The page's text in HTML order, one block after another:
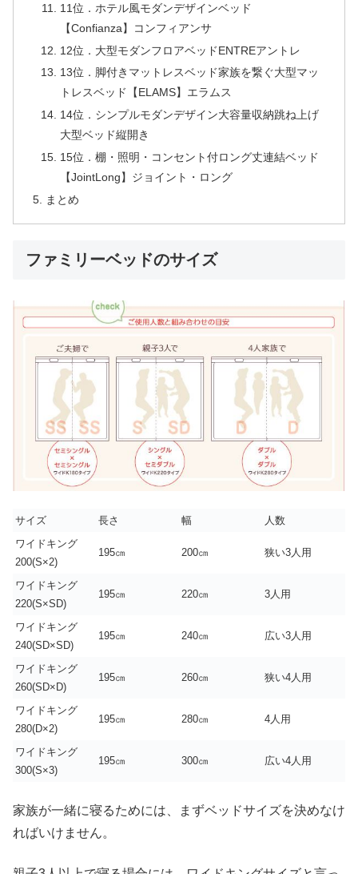
11位．ホテル風モダンデザインベッド
【Confianza】コンフィアンサ
12位．大型モダンフロアベッドENTREアントレ
13位．脚付きマットレスベッド家族を繋ぐ大型マッ
トレスベッド【ELAMS】エラムス
14位．シンプルモダンデザイン大容量収納跳ね上げ
大型ベッド縦開き
15位．棚・照明・コンセント付ロング丈連結ベッド
【JointLong】ジョイント・ロング
まとめ
ファミリーベッドのサイズ
サイズ 長さ 幅
人数
ワイドキング
200(S×2)
195㎝ 200㎝ 狭い3人用
ワイドキング
220(S×SD)
195㎝ 220㎝ 3人用
ワイドキング
240(SD×SD)
195㎝ 240㎝ 広い3人用
ワイドキング
260(SD×D)
195㎝ 260㎝ 狭い4人用
ワイドキング
280(D×2)
195㎝ 280㎝ 4人用
ワイドキング
300(S×3)
195㎝ 300㎝ 広い4人用
家族が一緒に寝るためには、まずベッドサイズを決めなけ
ればいけません。